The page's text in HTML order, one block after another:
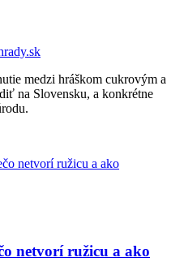
medzi hráškom cukrovým a
na Slovensku, a konkrétne
netvorí ružicu a ako